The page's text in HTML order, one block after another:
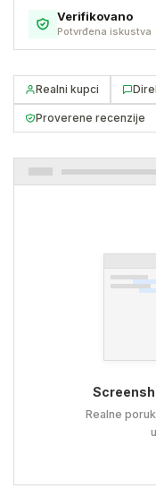
Verifikovano
Potvrđena iskustva
Realni kupci
Proverene recenzije
Realne